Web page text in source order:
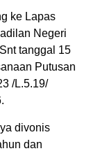
ke Lapas
Negeri
tanggal 15
Putusan
/L.5.19/
divonis
dan